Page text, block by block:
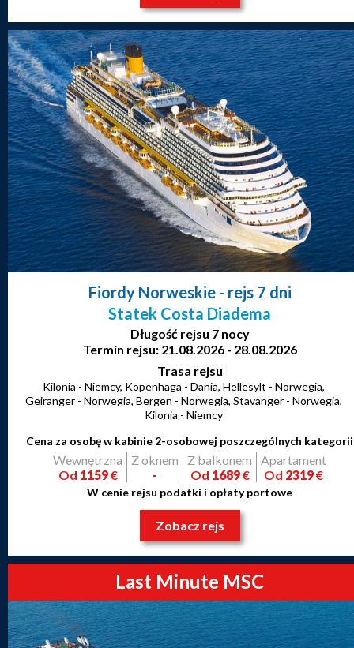
Fiordy Norweskie- rejs 7 dni
Statek Costa Diadema
Długość rejsu 7 nocy
Termin rejsu: 21.08.2026 - 28.08.2026
Trasa rejsu
Kilonia - Niemcy, Kopenhaga - Dania, Hellesylt - Norwegia,
Geiranger - Norwegia, Bergen - Norwegia, Stavanger - Norwegia,
Kilonia - Niemcy
Cena za osobę w kabinie 2-osobowej poszczególnych kategorii
Wewnętrzna
Od 1159€
Z oknem
-
Z balkonem
Od 1689€
Apartament
Od 2319€
W cenie rejsu podatki i opłaty portowe
Zobacz rejs
Last Minute MSC